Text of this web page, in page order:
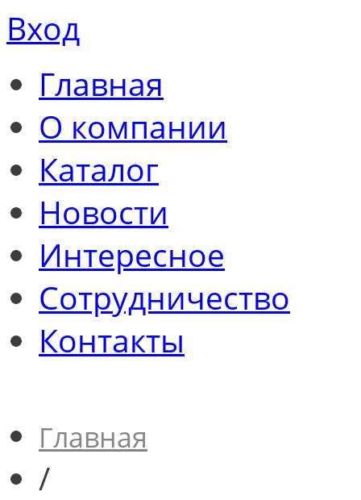
Вход
Главная
О компании
Каталог
Новости
Интересное
Сотрудничество
Контакты
Главная
/